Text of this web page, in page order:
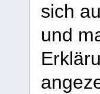
sich
und